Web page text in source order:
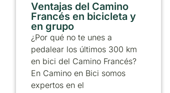
Ventajas del Camino
Francés en bicicleta y
en grupo
¿Por qué no te unes a
pedalear los últimos 300 km
en bici del Camino Francés?
En Camino en Bici somos
expertos en el